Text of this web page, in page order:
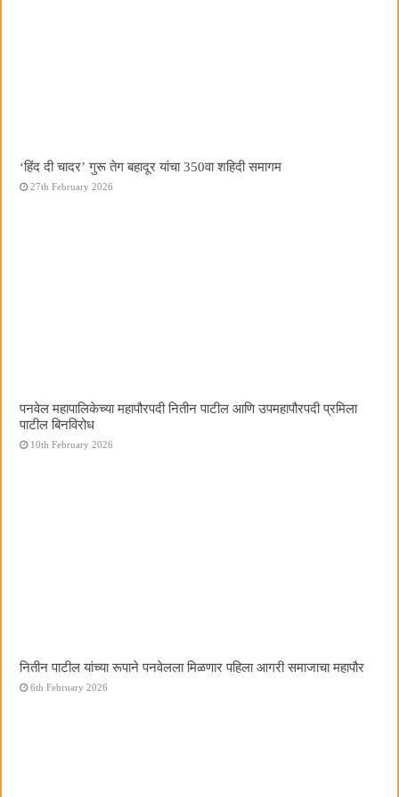
‘हिंद दी चादर’ गुरू तेग बहादूर यांचा 350वा शहिदी समागम
27th February 2026
पनवेल महापालिकेच्या महापौरपदी नितीन पाटील आणि उपमहापौरपदी प्रमिला
पाटील बिनविरोध
10th February 2026
नितीन पाटील यांच्या रूपाने पनवेलला मिळणार पहिला आगरी समाजाचा महापौर
6th February 2026